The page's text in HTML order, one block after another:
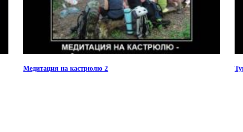
Медитация на кастрюлю 2